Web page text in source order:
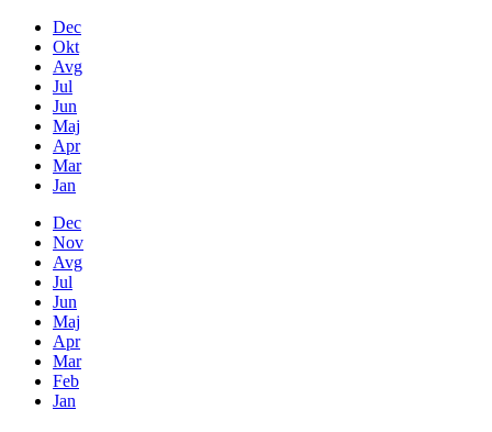
Dec
Okt
Avg
Jul
Jun
Maj
Apr
Mar
Jan
Dec
Nov
Avg
Jul
Jun
Maj
Apr
Mar
Feb
Jan